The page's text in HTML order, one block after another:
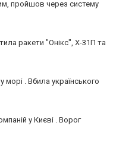
пройшов через систему
ракети "Онікс", Х-31П та
. Вбила українського
у Києві . Ворог